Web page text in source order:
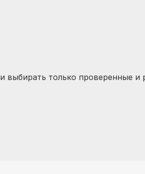
и выбирать только проверенные и